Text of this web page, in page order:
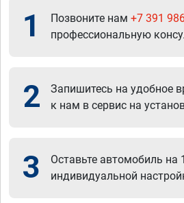
1 Позвоните нам +7 391
профессиональную
2
Запишитесь на удобное
к нам в сервис на
3
Оставьте автомобиль на
индивидуальной